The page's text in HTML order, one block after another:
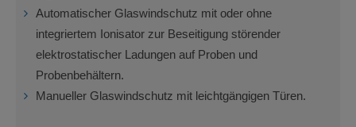
Automatischer Glaswindschutz mit oder ohne
integriertem Ionisator zur Beseitigung störender
elektrostatischer Ladungen auf Proben und
Probenbehältern.
Manueller Glaswindschutz mit leichtgängigen Türen.